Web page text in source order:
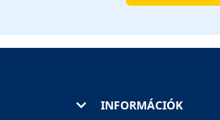
INFORMÁCIÓK